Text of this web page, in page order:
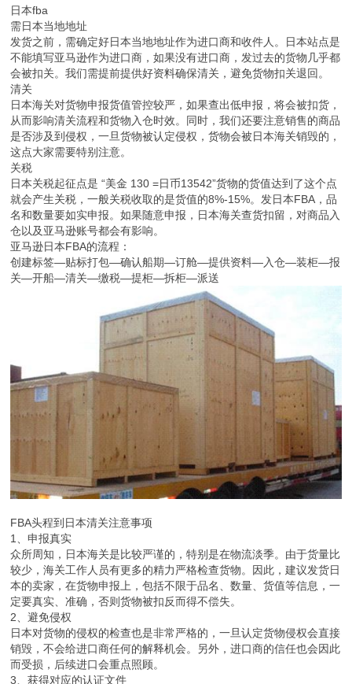
日本fba
需日本当地地址
发货之前，需确定好日本当地地址作为进口商和收件人。日本站点是
不能填写亚马逊作为进口商，如果没有进口商，发过去的货物几乎都
会被扣关。我们需提前提供好资料确保清关，避免货物扣关退回。
清关
日本海关对货物申报货值管控较严，如果查出低申报，将会被扣货，
从而影响清关流程和货物入仓时效。同时，我们还要注意销售的商品
是否涉及到侵权，一旦货物被认定侵权，货物会被日本海关销毁的，
这点大家需要特别注意。
关税
日本关税起征点是 “美金 130 =日币13542”货物的货值达到了这个点
就会产生关税，一般关税收取的是货值的8%-15%。发日本FBA，品
名和数量要如实申报。如果随意申报，日本海关查货扣留，对商品入
仓以及亚马逊账号都会有影响。
亚马逊日本FBA的流程：
创建标签—贴标打包—确认船期—订舱—提供资料—入仓—装柜—报
关—开船—清关—缴税—提柜—拆柜—派送
FBA头程到日本清关注意事项
1、申报真实
众所周知，日本海关是比较严谨的，特别是在物流淡季。由于货量比
较少，海关工作人员有更多的精力严格检查货物。因此，建议发货日
本的卖家，在货物申报上，包括不限于品名、数量、货值等信息，一
定要真实、准确，否则货物被扣反而得不偿失。
2、避免侵权
日本对货物的侵权的检查也是非常严格的，一旦认定货物侵权会直接
销毁，不会给进口商任何的解释机会。另外，进口商的信任也会因此
而受损，后续进口会重点照顾。
3、获得对应的认证文件